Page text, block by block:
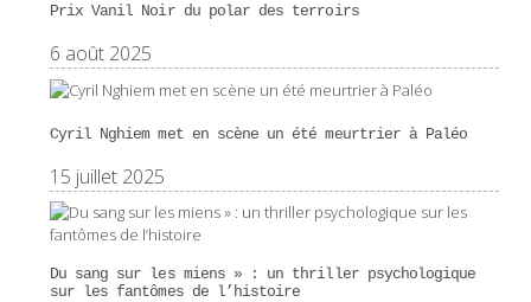
Prix Vanil Noir du polar des terroirs
6 août 2025
Cyril Nghiem met en scène un été meurtrier à Paléo
15 juillet 2025
Du sang sur les miens » : un thriller psychologique
sur les fantômes de l’histoire